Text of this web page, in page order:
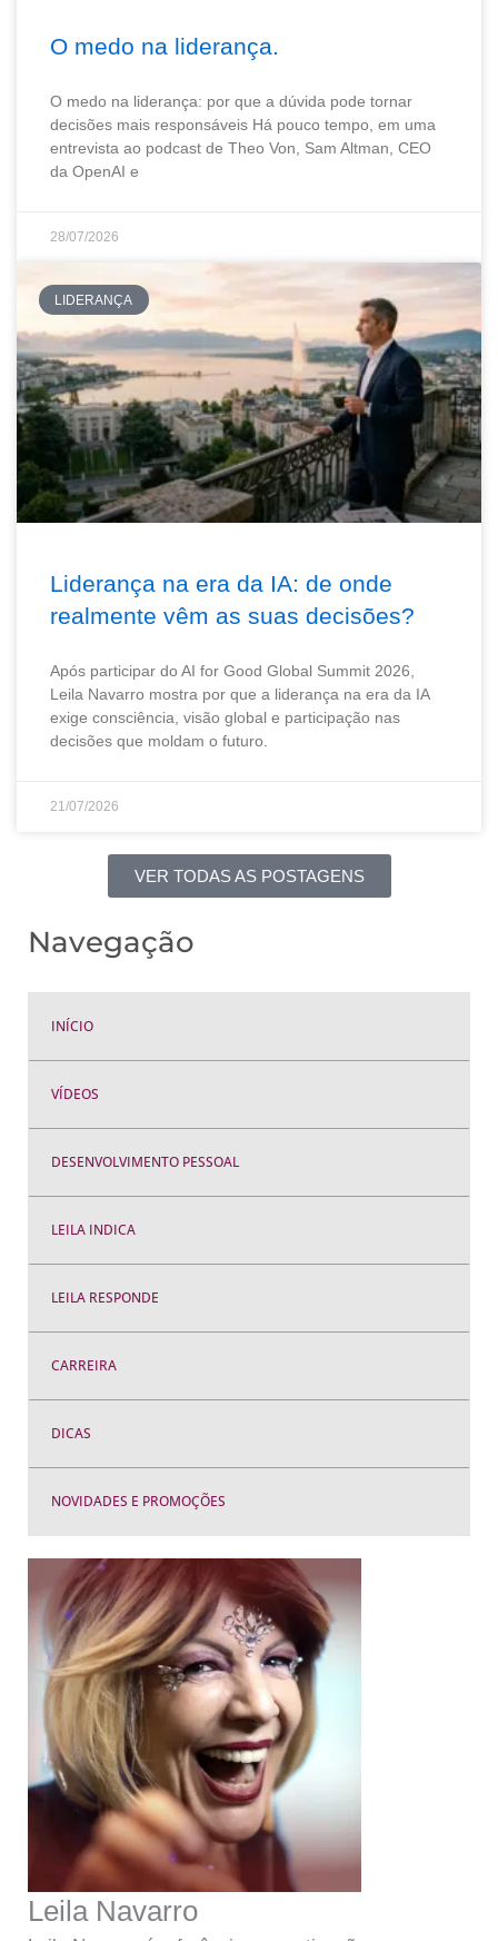
O medo na liderança.
O medo na liderança: por que a dúvida pode tornar
decisões mais responsáveis Há pouco tempo, em uma
entrevista ao podcast de Theo Von, Sam Altman, CEO
da OpenAI e
28/07/2026
LIDERANÇA
Liderança na era da IA: de onde
realmente vêm as suas decisões?
Após participar do AI for Good Global Summit 2026,
Leila Navarro mostra por que a liderança na era da IA
exige consciência, visão global e participação nas
decisões que moldam o futuro.
21/07/2026
VER TODAS AS POSTAGENS
Navegação
INÍCIO
VÍDEOS
DESENVOLVIMENTO PESSOAL
LEILA INDICA
LEILA RESPONDE
CARREIRA
DICAS
NOVIDADES E PROMOÇÕES
Leila Navarro